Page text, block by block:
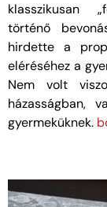
klasszikusan
történő
hirdette a
eléréséhez a
Nem volt
házasságban,
gyermeküknek.